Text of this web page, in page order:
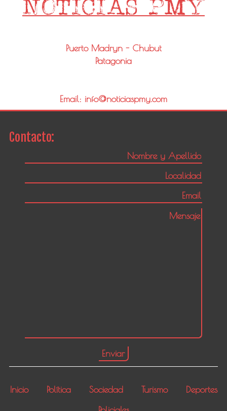
Puerto Madryn - Chubut
Patagonia
Email: info@noticiaspmy.com
Contacto:
Inicio Política Sociedad Turismo
Deportes